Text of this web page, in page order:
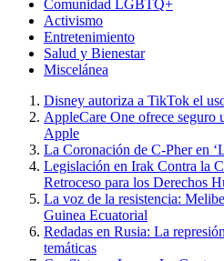
Comunidad LGBTQ+
Activismo
Entretenimiento
Salud y Bienestar
Miscelánea
Disney autoriza a TikTok el
AppleCare One ofrece seguro
Apple
La Coronación de C-Pher en
Legislación en Irak Contra la
Retroceso para los Derechos
La voz de la resistencia:
Guinea Ecuatorial
Redadas en Rusia: La
temáticas